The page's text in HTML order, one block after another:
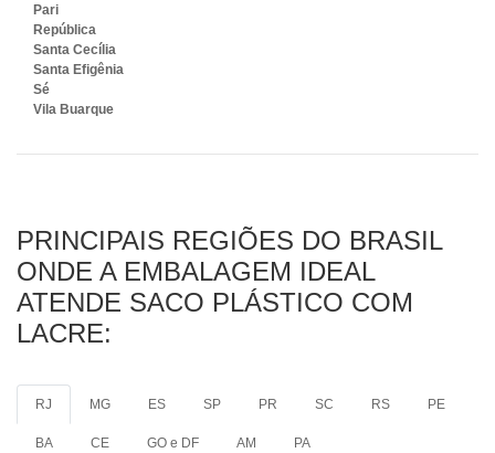
Pari
República
Santa Cecília
Santa Efigênia
Sé
Vila Buarque
PRINCIPAIS REGIÕES DO BRASIL
ONDE A EMBALAGEM IDEAL
ATENDE SACO PLÁSTICO COM
LACRE:
RJ MG ES SP PR SC RS PE
BA CE GO e DF AM PA